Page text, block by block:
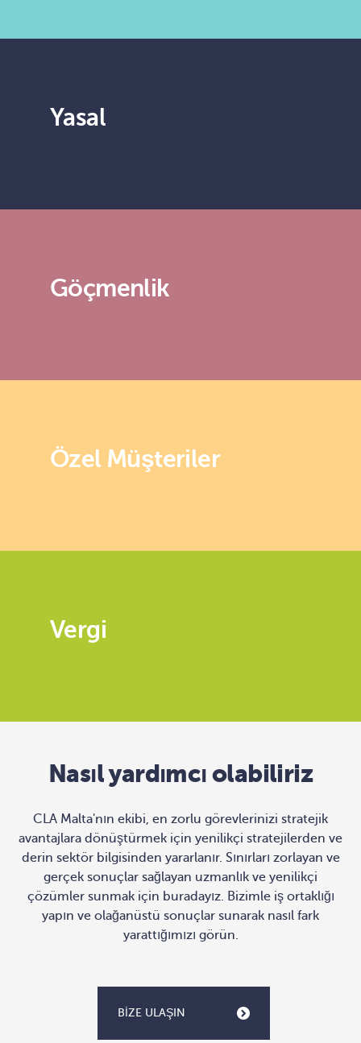
Yasal
Göçmenlik
Özel Müşteriler
Vergi
Nasıl yardımcı olabiliriz
CLA Malta'nın ekibi, en zorlu görevlerinizi stratejik
avantajlara dönüştürmek için yenilikçi stratejilerden ve
derin sektör bilgisinden yararlanır. Sınırları zorlayan ve
gerçek sonuçlar sağlayan uzmanlık ve yenilikçi
çözümler sunmak için buradayız. Bizimle iş ortaklığı
yapın ve olağanüstü sonuçlar sunarak nasıl fark
yarattığımızı görün.
BIZE ULAŞIN